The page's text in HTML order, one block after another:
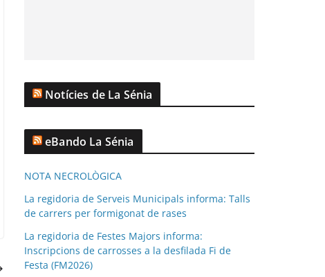
Notícies de La Sénia
eBando La Sénia
NOTA NECROLÒGICA
La regidoria de Serveis Municipals informa: Talls
de carrers per formigonat de rases
La regidoria de Festes Majors informa:
Inscripcions de carrosses a la desfilada Fi de
Festa (FM2026)